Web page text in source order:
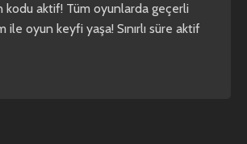
kodu aktif! Tüm oyunlarda geçerli
ile oyun keyfi yaşa! Sınırlı süre aktif